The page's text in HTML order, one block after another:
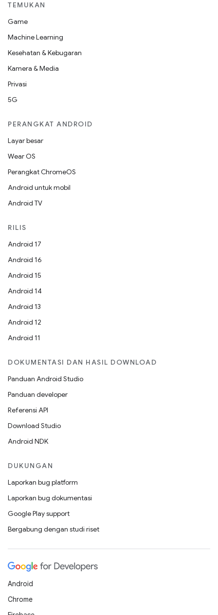
TEMUKAN
Game
Machine Learning
Kesehatan & Kebugaran
Kamera & Media
Privasi
5G
PERANGKAT ANDROID
Layar besar
Wear OS
Perangkat ChromeOS
Android untuk mobil
Android TV
RILIS
Android 17
Android 16
Android 15
Android 14
Android 13
Android 12
Android 11
DOKUMENTASI DAN HASIL DOWNLOAD
Panduan Android Studio
Panduan developer
Referensi API
Download Studio
Android NDK
DUKUNGAN
Laporkan bug platform
Laporkan bug dokumentasi
Google Play support
Bergabung dengan studi riset
Android
Chrome